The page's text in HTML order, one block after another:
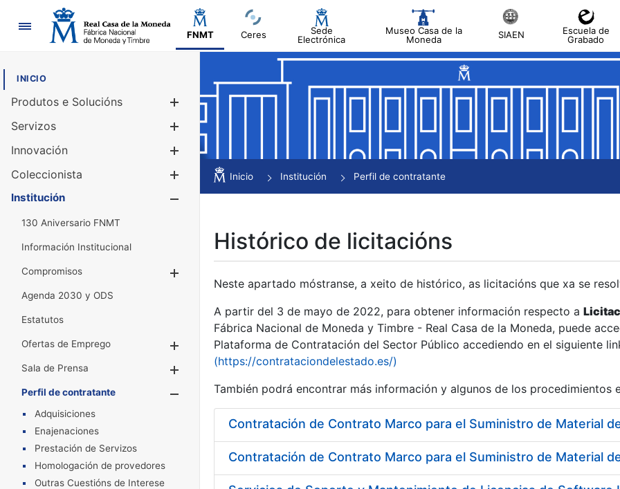
Navegación
FNMT Ceres
Sede
Electrónica
Museo Casa de la
Moneda
SIAEN
Escuela de
Grabado
INICIO
Produtos e Solucións
Mostrar/Ocultar
Servizos
Innovación
Coleccionista
Mostrar/Ocultar
Institución
130 Aniversario FNMT
Información Institucional
Compromisos
Agenda 2030 y ODS
Estatutos
Ofertas de Emprego
Mostrar/Ocultar
Sala de Prensa
Mostrar/Ocultar
Perfil de contratante
Mostrar/Ocultar
Adquisiciones
Enajenaciones
Prestación de Servizos
Homologación de provedores
Outras Cuestións de Interese
Inicio Institución Perfil de contratante
Histórico de licitacións
Neste apartado móstranse, a xeito de histórico, as licitacións que xa se
A partir del 3 de mayo de 2022, para obtener información respecto a
Fábrica Nacional de Moneda y Timbre - Real Casa de la Moneda, puede
Plataforma de Contratación del Sector Público accediendo en el siguiente
(https://contrataciondelestado.es/)
También podrá encontrar más información y algunos de los procedimientos
Contratación de Contrato Marco para el Suministro de Material